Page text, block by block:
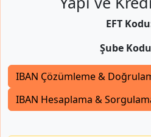
EFT
Şube
IBAN Çözümleme &
IBAN Hesaplama &